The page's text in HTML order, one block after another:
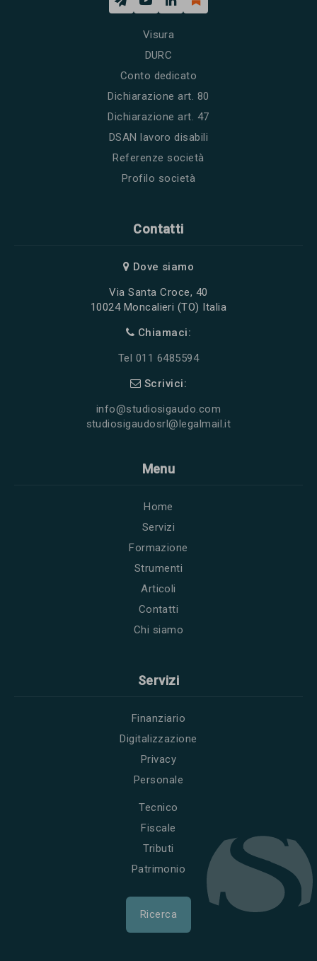
Visura
DURC
Conto dedicato
Dichiarazione art. 80
Dichiarazione art. 47
DSAN lavoro disabili
Referenze società
Profilo società
Contatti
Dove siamo
Via Santa Croce, 40
10024 Moncalieri (TO) Italia
Chiamaci:
Tel 011 6485594
Scrivici:
info@studiosigaudo.com
studiosigaudosrl@legalmail.it
Menu
Home
Servizi
Formazione
Strumenti
Articoli
Contatti
Chi siamo
Servizi
Finanziario
Digitalizzazione
Privacy
Personale
Tecnico
Fiscale
Tributi
Patrimonio
Ricerca